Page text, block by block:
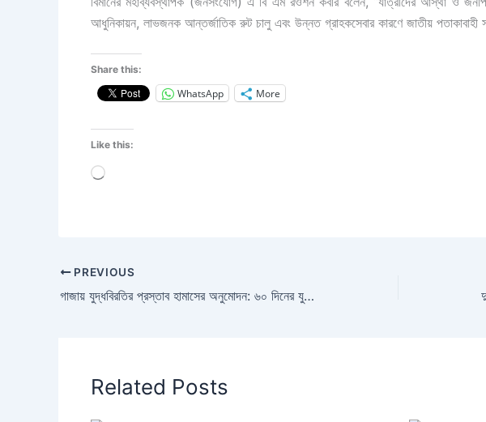
আধুনিকায়ন, লাভজনক আন্তর্জাতিক রুট চালু এবং উন্নত গ্রাহকসেবার কারণে জাতীয় পতাকাবাহী
Share this:
WhatsApp More
Like this:
Loading…
PREVIOUS
গাজায় যুদ্ধবিরতির প্রস্তাব হামাসের অনুমোদন: ৬০ দিনের যুদ্ধবিরতির ইঙ্গিত
Related Posts